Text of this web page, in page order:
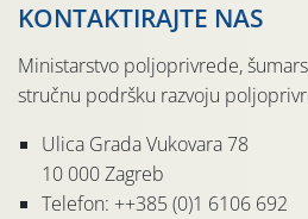
KONTAKTIRAJTE NAS
Ministarstvo poljoprivrede,
stručnu podršku razvoju
Ulica Grada Vukovara 78
10 000 Zagreb
Telefon: ++385 (0)1 6106 692